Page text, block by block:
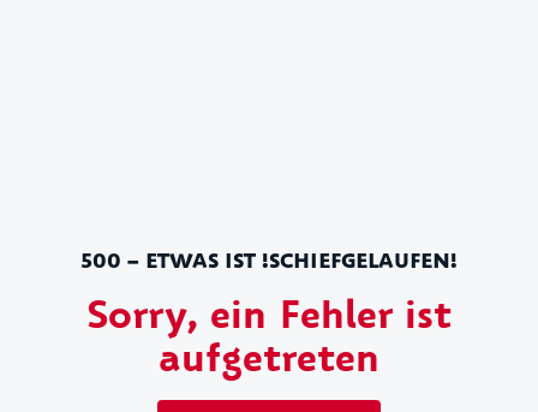
500 – ETWAS IST !SCHIEFGELAUFEN!
Sorry, ein Fehler ist
aufgetreten